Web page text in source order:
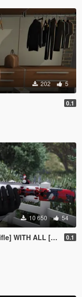
202 5
0.1
10 650 54
ALL [Attachments] 0.1